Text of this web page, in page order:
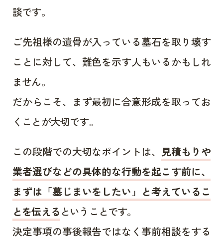
談です。
ご先祖様の遺骨が入っている墓石を取り壊す
ことに対して、難色を示す人もいるかもしれ
ません。
だからこそ、まず最初に合意形成を取ってお
くことが大切です。
この段階での大切なポイントは、 見積もりや
業者選びなどの具体的な行動を起こす前に、
まずは「墓じまいをしたい」と考えているこ
とを伝える ということです。
決定事項の事後報告ではなく事前相談をする